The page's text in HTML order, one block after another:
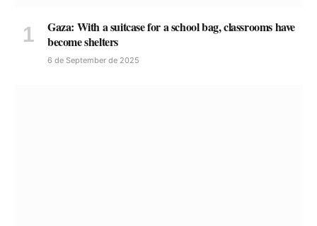
Gaza: With a suitcase for a school bag, classrooms have
become shelters
6 de September de 2025